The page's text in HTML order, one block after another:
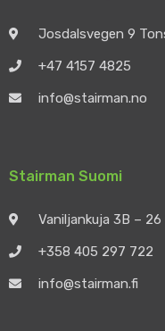
Josdalsvegen 9
+47 4157 4825
info@stairman.no
Stairman Suomi
Vaniljankuja 3B –
+358 405 297 722
info@stairman.fi